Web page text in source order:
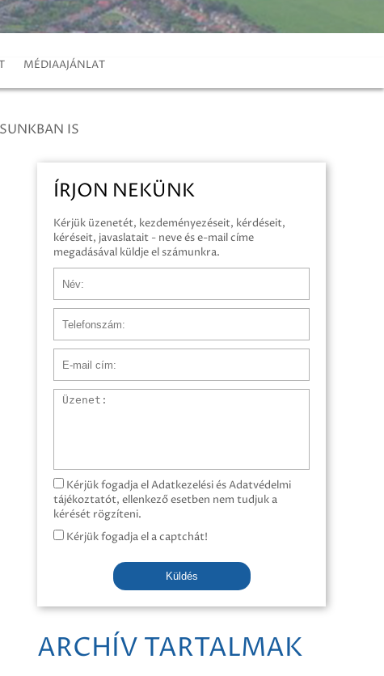
MÉDIAAJÁNLAT
IS
ÍRJON NEKÜNK
Kérjük üzenetét, kezdeményezéseit, kérdéseit,
kéréseit, javaslatait - neve és e-mail címe
megadásával küldje el számunkra.
Üzenet
Kérjük fogadja el Adatkezelési és Adatvédelmi
tájékoztatót, ellenkező esetben nem tudjuk a
kérését rögzíteni.
Kérjük fogadja el a captchát!
Küldés
ARCHÍV TARTALMAK